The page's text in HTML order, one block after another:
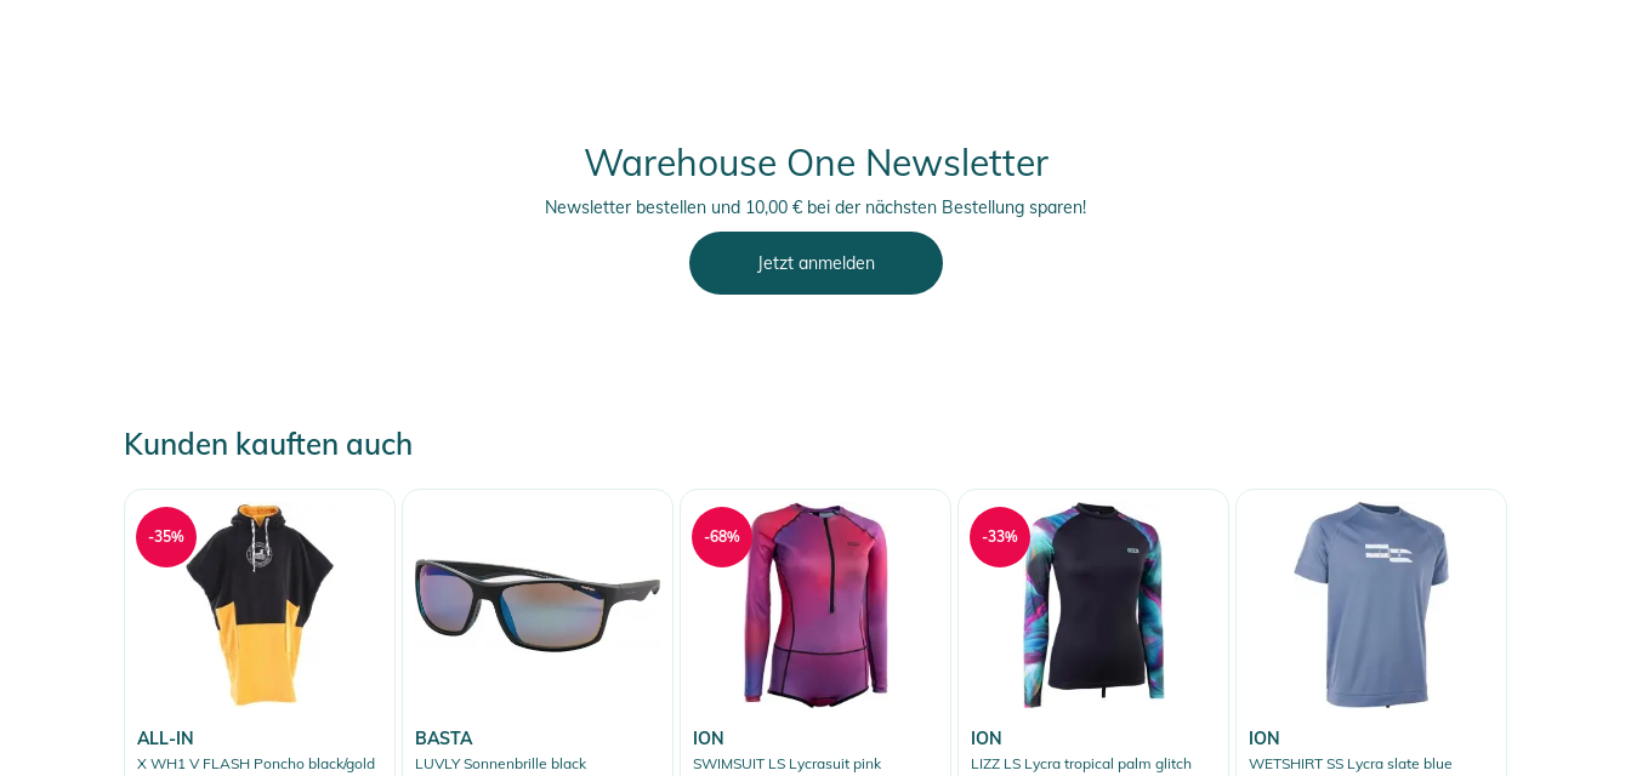
Warehouse One Newsletter
Newsletter bestellen und 10,00 € bei der nächsten Bestellung sparen!
Jetzt anmelden
Kunden kauften auch
ALL-IN
X WH1 V FLASH Poncho black/gold
-35%
BASTA
LUVLY Sonnenbrille black
ION
SWIMSUIT LS Lycrasuit pink
-68%
ION
LIZZ LS Lycra tropical palm glitch
-33%
ION
WETSHIRT SS Lycra slate blue